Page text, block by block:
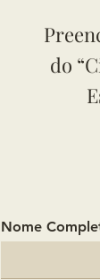
do
Nome